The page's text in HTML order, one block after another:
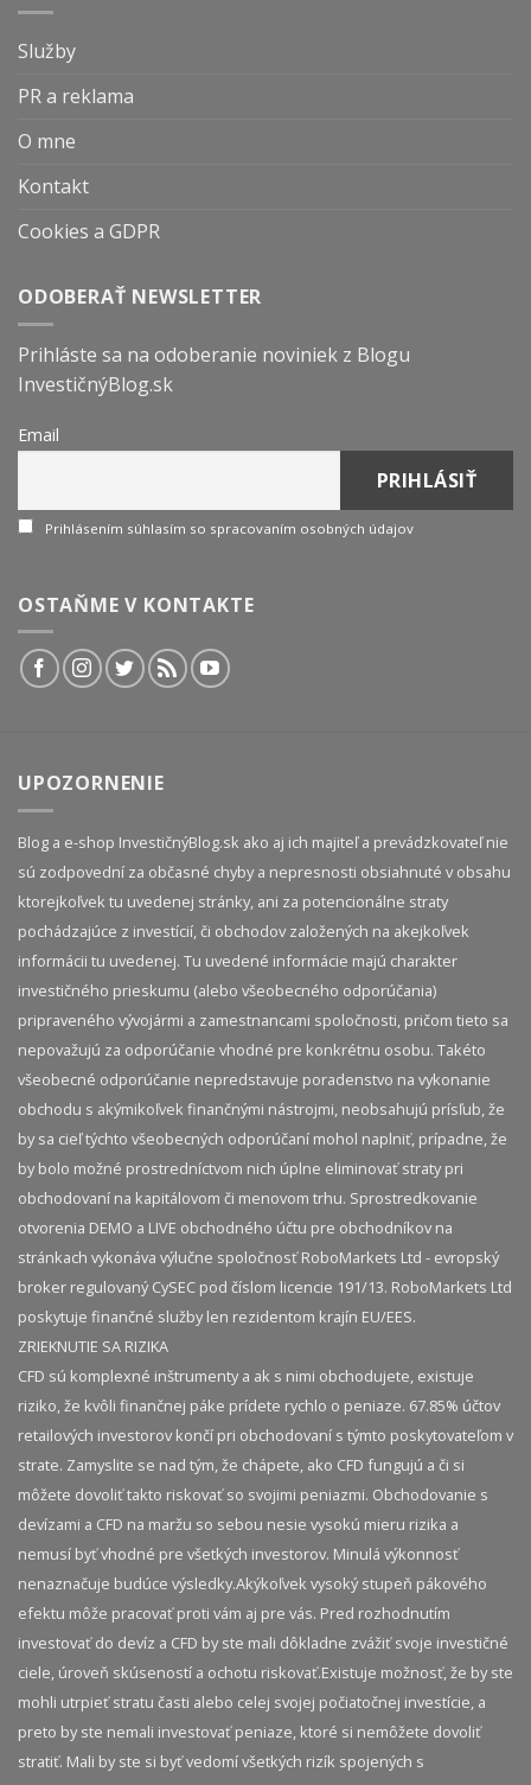
Služby
PR a reklama
O mne
Kontakt
Cookies a GDPR
ODOBERAŤ NEWSLETTER
Prihláste sa na odoberanie noviniek z Blogu
InvestičnýBlog.sk
Email
Prihlásením súhlasím so spracovaním osobných údajov
OSTAŇME V KONTAKTE
UPOZORNENIE
Blog a e-shop InvestičnýBlog.sk ako aj ich majiteľ a prevádzkovateľ nie
sú zodpovední za občasné chyby a nepresnosti obsiahnuté v obsahu
ktorejkoľvek tu uvedenej stránky, ani za potencionálne straty
pochádzajúce z investícií, či obchodov založených na akejkoľvek
informácii tu uvedenej. Tu uvedené informácie majú charakter
investičného prieskumu (alebo všeobecného odporúčania)
pripraveného vývojármi a zamestnancami spoločnosti, pričom tieto sa
nepovažujú za odporúčanie vhodné pre konkrétnu osobu. Takéto
všeobecné odporúčanie nepredstavuje poradenstvo na vykonanie
obchodu s akýmikoľvek finančnými nástrojmi, neobsahujú prísľub, že
by sa cieľ týchto všeobecných odporúčaní mohol naplniť, prípadne, že
by bolo možné prostredníctvom nich úplne eliminovať straty pri
obchodovaní na kapitálovom či menovom trhu. Sprostredkovanie
otvorenia DEMO a LIVE obchodného účtu pre obchodníkov na
stránkach vykonáva výlučne spoločnosť RoboMarkets Ltd - evropský
broker regulovaný CySEC pod číslom licencie 191/13. RoboMarkets Ltd
poskytuje finančné služby len rezidentom krajín EU/EES.
ZRIEKNUTIE SA RIZIKA
CFD sú komplexné inštrumenty a ak s nimi obchodujete, existuje
riziko, že kvôli finančnej páke prídete rychlo o peniaze. 67.85% účtov
retailových investorov končí pri obchodovaní s týmto poskytovateľom v
strate. Zamyslite se nad tým, že chápete, ako CFD fungujú a či si
môžete dovoliť takto riskovať so svojimi peniazmi. Obchodovanie s
devízami a CFD na maržu so sebou nesie vysokú mieru rizika a
nemusí byť vhodné pre všetkých investorov. Minulá výkonnosť
nenaznačuje budúce výsledky.​ Akýkoľvek vysoký stupeň pákového
efektu môže pracovať proti vám aj pre vás. Pred rozhodnutím
investovať do devíz a CFD by ste mali dôkladne zvážiť svoje investičné
ciele, úroveň skúseností a ochotu riskovať.​ Existuje možnosť, že by ste
mohli utrpieť stratu časti alebo celej svojej počiatočnej investície, a
preto by ste nemali investovať peniaze, ktoré si nemôžete dovoliť
stratiť. Mali by ste si byť vedomí všetkých rizík spojených s